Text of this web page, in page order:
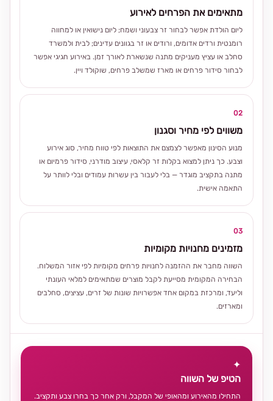
מתאימים את הפרחים לאירוע
ליום הולדת אפשר לבחור זר צבעוני ושמח; ליום נישואין או למחווה
רומנטית ורדים אדומים, ורודים או זר בגוונים עדינים; לבית ולמשרד
סחלב או עציץ מעניקים מתנה שנשארת לאורך זמן. באירוע חגיגי אפשר
לבחור סידור פרחים או מארז שמשלב פרחים, שוקולד ויין.
02
משווים לפי מחיר וסגנון
מנוע הסינון מאפשר לצמצם את התוצאות לפי טווח מחיר, סוג אירוע
וצבע. כך ניתן למצוא בקלות זר קלאסי, עיצוב מודרני, סידור פרמיום או
מתנה בתקציב מוגדר — בלי לעבור בין עשרות עמודים ובלי לוותר על
התאמה אישית.
03
מזמינים מחנויות מקומיות
השווה מחבר את ההזמנה לחנויות פרחים מקומיות לפי אזור המשלוח.
הבחירה המקומית מסייעת לקבל מוצרים שמתאימים למלאי העונתי
וליעד, ומרכזת במקום אחד אפשרויות שונות של זרים, עציצים, סחלבים
ומארזים.
✦
הטיפ של השווה
התחילו מהאירוע ומהאופי של המקבל, ורק אחר כך בחרו צבע ותקציב.